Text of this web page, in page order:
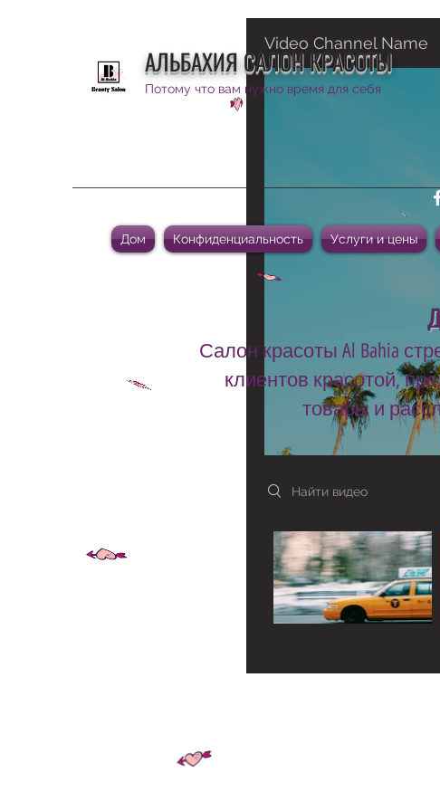
АЛЬБАХИЯ САЛОН КРАСОТЫ
Потому что вам нужно время для себя
Дом Конфиденциальность Услуги и цены
Салон красоты Al Bahia
клиентов красотой,
товары и
Video Channel Name
Search videos